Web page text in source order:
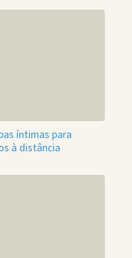
íntimas para
à distância